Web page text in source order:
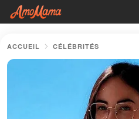
ACCUEIL CÉLÉBRITÉS